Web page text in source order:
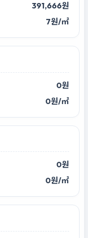
391,666원
7원/㎡
0원
0원/㎡
0원
0원/㎡